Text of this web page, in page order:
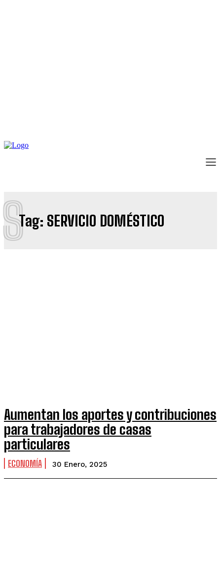
Tag: SERVICIO DOMÉSTICO
S
Aumentan los aportes y contribuciones
para trabajadores de casas
particulares
ECONOMÍA 30 Enero, 2025